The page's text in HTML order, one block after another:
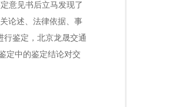
意见书后立马发现了
论述、法律依据、事
行鉴定，北京龙晟交通
定中的鉴定结论对交